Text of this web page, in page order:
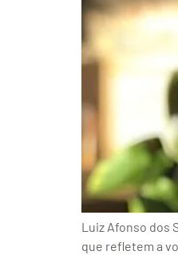
Luiz Afonso dos
que refletem a